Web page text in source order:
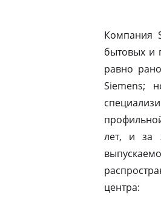
Компания
бытовых и
равно
Siemens;
лет, и за
центра: